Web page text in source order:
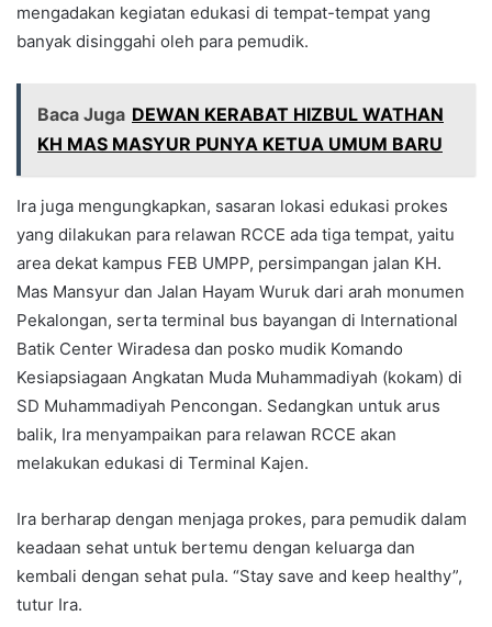
mengadakan kegiatan edukasi di tempat-tempat yang
banyak disinggahi oleh para pemudik.
Baca Juga DEWAN KERABAT HIZBUL WATHAN
KH MAS MASYUR PUNYA KETUA UMUM BARU
Ira juga mengungkapkan, sasaran lokasi edukasi prokes
yang dilakukan para relawan RCCE ada tiga tempat, yaitu
area dekat kampus FEB UMPP, persimpangan jalan KH.
Mas Mansyur dan Jalan Hayam Wuruk dari arah monumen
Pekalongan, serta terminal bus bayangan di International
Batik Center Wiradesa dan posko mudik Komando
Kesiapsiagaan Angkatan Muda Muhammadiyah (kokam) di
SD Muhammadiyah Pencongan. Sedangkan untuk arus
balik, Ira menyampaikan para relawan RCCE akan
melakukan edukasi di Terminal Kajen.
Ira berharap dengan menjaga prokes, para pemudik dalam
keadaan sehat untuk bertemu dengan keluarga dan
kembali dengan sehat pula. “Stay save and keep healthy”,
tutur Ira.